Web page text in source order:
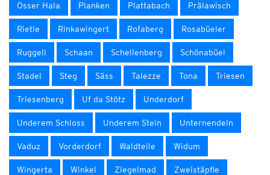
Osser Hala Planken Plattabach Prälawisch
Rietle Rinkawingert Rofaberg Rosabüeler
Ruggell Schaan Schellenberg Schönabüel
Stadel Steg Säss Talezze Tona Triesen
Triesenberg Uf da Stötz Underdorf
Underem Schloss Underem Stein Unternendeln
Vaduz Vorderdorf Waldteile Widum
Wingerta Winkel Ziegelmad Zweistäpfle